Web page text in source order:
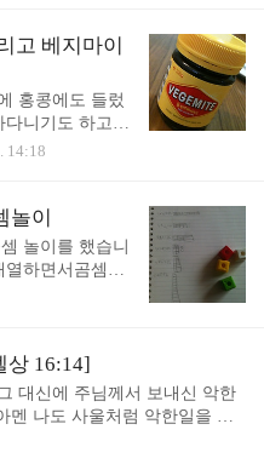
는 사람도 있다.
장했다. 자다가
랑이가 한 마디
더니, 아홉 개의
사각형으로 나
다가 내가 물어
개일까?" 조
얼마더라..."
?" 라고 물었더
고 베지마이
홍콩에도 들렀
다니기도 하고
곳 팀장도 만
도 마쳤습니다.
나고 많이 아파
다. 다행히 예랑
습니다. 번호를
을 생각하면
었어야 하는
닌 것이 예랑이
14:18
놀이
놀이를 했습니
열하면서곰셈에
약수가 많아서
는다는 것을 알
라고 했지요. 곰
니다.이렇게 12
림 그리는 게
상 16:14]
대신에 주님께서 보내신 악한
멘 나도 사울처럼 악한일을 하
아요.내가 하나님이 기뻐하시